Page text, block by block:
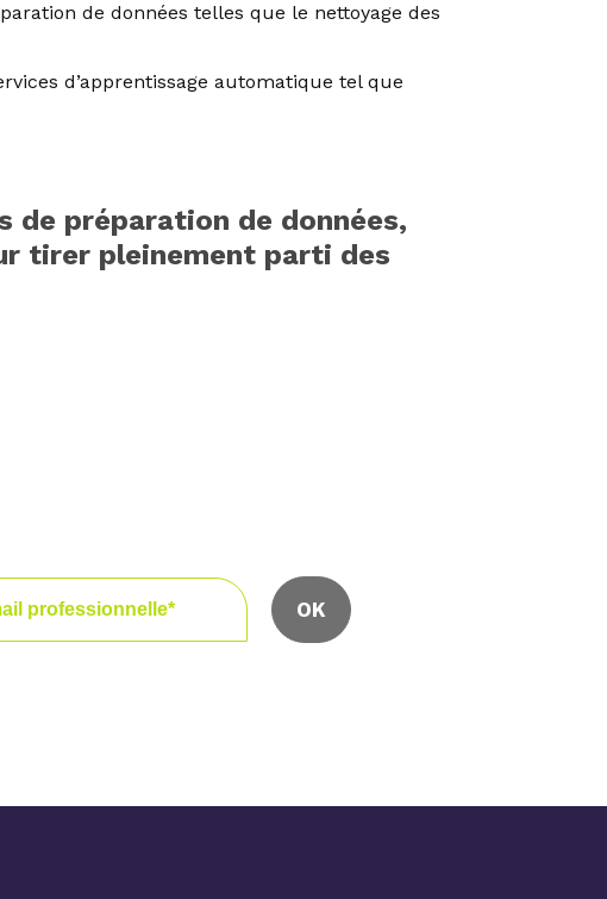
de données telles que le nettoyage des
d’apprentissage automatique tel que
de préparation de données,
tirer pleinement parti des